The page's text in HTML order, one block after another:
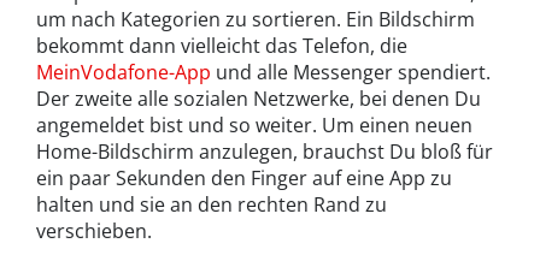
um nach Kategorien zu sortieren. Ein Bildschirm
bekommt dann vielleicht das Telefon, die
MeinVodafone-App und alle Messenger spendiert.
Der zweite alle sozialen Netzwerke, bei denen Du
angemeldet bist und so weiter. Um einen neuen
Home-Bildschirm anzulegen, brauchst Du bloß für
ein paar Sekunden den Finger auf eine App zu
halten und sie an den rechten Rand zu
verschieben.